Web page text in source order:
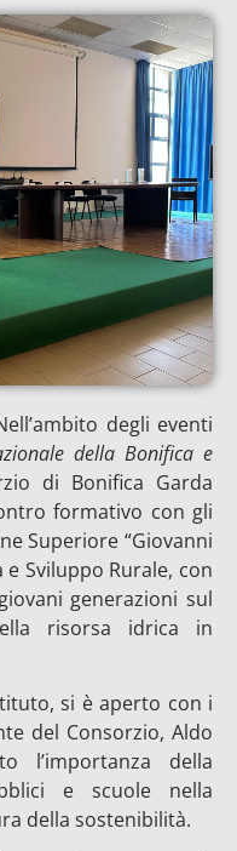
degli eventi
della Bonifica e
di Bonifica Garda
formativo con gli
Superiore “Giovanni
Sviluppo Rurale, con
generazioni sul
risorsa idrica in
si è aperto con i
del Consorzio, Aldo
l’importanza della
e scuole nella
della sostenibilità.